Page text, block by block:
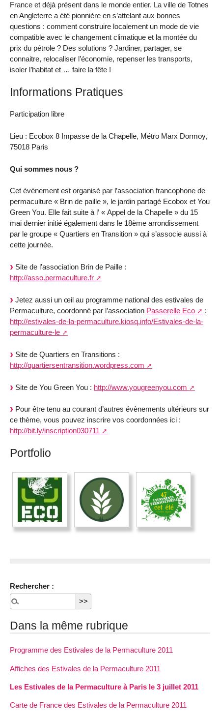
France et déjà présent dans le monde entier. La ville de Totnes
en Angleterre a été pionnière en s’attelant aux bonnes
questions : comment construire localement un mode de vie
compatible avec le changement climatique et la montée du
prix du pétrole ? Des solutions ? Jardiner, partager, se
connaitre, relocaliser l’économie, repenser les transports,
isoler l’habitat et … faire la fête !
Informations Pratiques
Participation libre
Lieu : Ecobox 8 Impasse de la Chapelle, Métro Marx Dormoy,
75018 Paris
Qui sommes nous ?
Cet évènement est organisé par l’association francophone de
permaculture « Brin de paille », le jardin partagé Ecobox et You
Green You. Elle fait suite à l’ « Appel de la Chapelle » du 15
mai dernier initié également dans le 18ème arrondissement
par le groupe « Quartiers en Transition » qui s’associe aussi à
cette journée.
Site de l’association Brin de Paille :
http://asso.permaculture.fr
Jetez aussi un œil au programme national des estivales de
Permaculture, coordonné par l’association Passerelle Eco
:
http://estivales-de-la-permaculture.kiosq.info/Estivales-de-la-
permaculture-le
Site de Quartiers en Transitions :
http://quartiersentransition.wordpress.com
Site de You Green You : http://www.yougreenyou.com
Pour être tenu au courant d’autres évènements ultérieurs sur
ce thème, vous pouvez inscrire vos coordonnées ici :
http://bit.ly/inscription030711
Portfolio
Rechercher :
Dans la même rubrique
Programme des Estivales de la Permaculture 2011
Affiches des Estivales de la Permaculture 2011
Les Estivales de la Permaculture à Paris le 3 juillet 2011
Carte de France des Estivales de la Permaculture 2011